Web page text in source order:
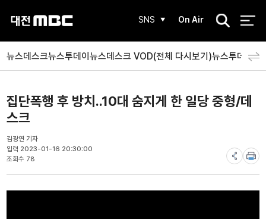
SNS On Air
검
뉴스데스크뉴스투데이뉴스데스크 VOD(전체 다시보기)뉴스투데이
집단폭행 후 방치..10대 숨지게 한 일당 중형/데
스크
김광연 기자
입력 2023-01-16 20:30:00
조회수 78